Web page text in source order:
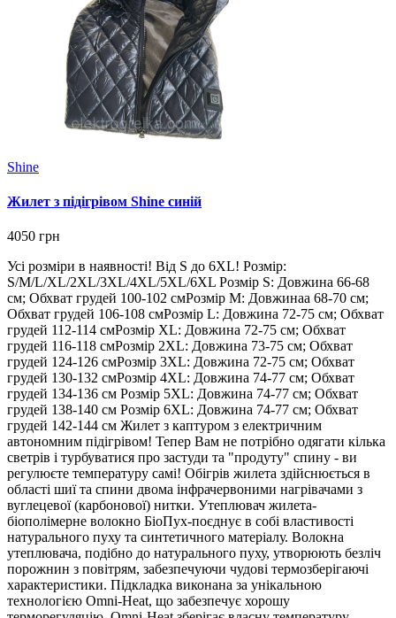
Shine
Жилет з підігрівом Shine синій
4050 грн
Усі розміри в наявності! Від S до 6XL! Розмір:
S/M/L/XL/2XL/3XL/4XL/5XL/6XL Розмір S: Довжина 66-68
см; Обхват грудей 100-102 смРозмір M: Довжинаа 68-70 см;
Обхват грудей 106-108 смРозмір L: Довжина 72-75 см; Обхват
грудей 112-114 смРозмір XL: Довжина 72-75 см; Обхват
грудей 116-118 смРозмір 2XL: Довжина 73-75 см; Обхват
грудей 124-126 смРозмір 3XL: Довжина 72-75 см; Обхват
грудей 130-132 смРозмір 4XL: Довжина 74-77 см; Обхват
грудей 134-136 см Розмір 5XL: Довжина 74-77 см; Обхват
грудей 138-140 см Розмір 6XL: Довжина 74-77 см; Обхват
грудей 142-144 см Жилет з каптуром з електричним
автономним підігрівом! Тепер Вам не потрібно одягати кілька
светрів і турбуватися про застуди та "продуту" спину - ви
регулюєте температуру самі! Обігрів жилета здійснюється в
області шиї та спини двома інфрачервоними нагрівачами з
вуглецевої (карбонової) нитки. Утеплювач жилета-
біополімерне волокно БіоПух-поєднує в собі властивості
натурального пуху та синтетичного матеріалу. Волокна
утеплювача, подібно до натурального пуху, утворюють безліч
порожнин з повітрям, забезпечуючи чудові термозберігаючі
характеристики. Підкладка виконана за унікальною
технологією Omni-Heat, що забезпечує хорошу